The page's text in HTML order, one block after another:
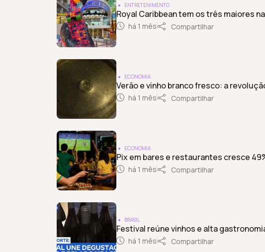
ENTRETENIMENTO
Royal Caribbean tem os três maiores
há 1 mês Compartilhar
ECONOMIA
Verão e vinho branco fresco: a
há 1 mês Compartilhar
ECONOMIA
Pix em bares e restaurantes cresce
há 1 mês Compartilhar
BRASIL
Festival reúne vinhos e alta
há 1 mês Compartilhar